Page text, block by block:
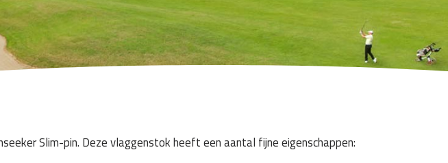
Slim-pin. Deze vlaggenstok heeft een aantal fijne eigenschappen: